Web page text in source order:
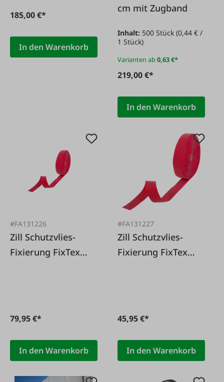
185,00 €*
In den Warenkorb
cm mit Zugband
Inhalt: 500 Stück(0,44 € /
1 Stück)
Varianten ab0,63 €*
219,00 €*
In den Warenkorb
#FA131226
Zill Schutzvlies-
Fixierung FixTex
79,95 €*
In den Warenkorb
#FA131227
Zill Schutzvlies-
Fixierung FixTex
45,95 €*
In den Warenkorb